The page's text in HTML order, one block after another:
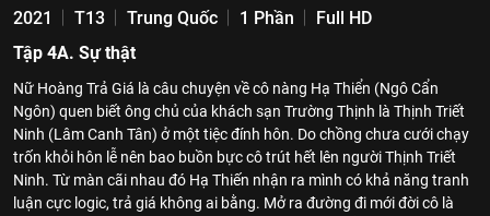
2021 T13 Trung Quốc 1 Phần
Full HD
Tập 4A. Sự thật
Nữ Hoàng Trả Giá là câu chuyện về cô nàng Hạ Thiển (Ngô Cẩn
Ngôn) quen biết ông chủ của khách sạn Trường Thịnh là Thịnh Triết
Ninh (Lâm Canh Tân) ở một tiệc đính hôn. Do chồng chưa cưới chạy
trốn khỏi hôn lễ nên bao buồn bực cô trút hết lên người Thịnh Triết
Ninh. Từ màn cãi nhau đó Hạ Thiến nhận ra mình có khả năng tranh
luận cực logic, trả giá không ai bằng. Mở ra đường đi mới đời cô là